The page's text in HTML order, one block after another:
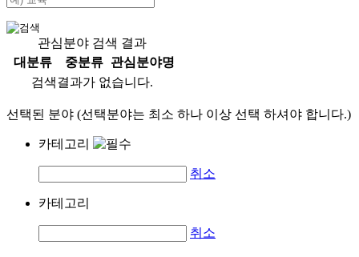
관심분야 검색 결과
대분류
중분류
관심분야명
검색결과가 없습니다.
선택된 분야 (선택분야는 최소 하나 이상 선택 하셔야 합니다.)
카테고리
취소
카테고리
취소